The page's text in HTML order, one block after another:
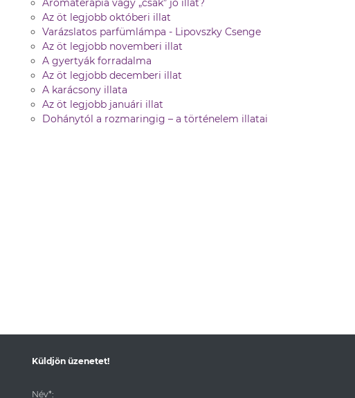
Aromaterápia vagy „csak” jó illat?
Az öt legjobb októberi illat
Varázslatos parfümlámpa - Lipovszky Csenge
Az öt legjobb novemberi illat
A gyertyák forradalma
Az öt legjobb decemberi illat
A karácsony illata
Az öt legjobb januári illat
Dohánytól a rozmaringig – a történelem illatai
Küldjön üzenetet!
Név*: